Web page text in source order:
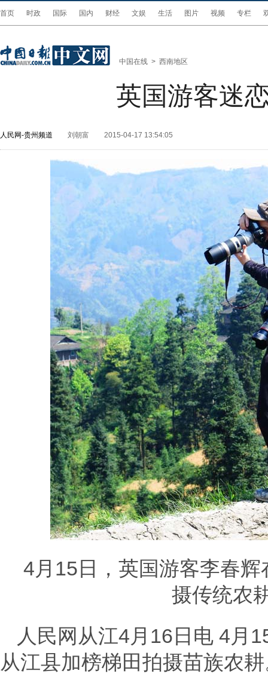
首页 时政 国际 国内 财经 文娱 生活 图片 视频 专栏
中国在线 > 西南地区
英国游客迷
人民网-贵州频道 刘朝富 2015-04-17 13:54:05
4月15日，英国游客李春
摄传统农
人民网从江4月16日电 4月
从江县加榜梯田拍摄苗族农